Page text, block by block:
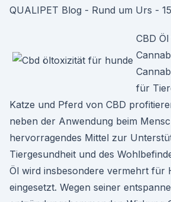
QUALIPET Blog - Rund um Urs -
CBD
für
Katze und Pferd von CBD
neben der Anwendung beim
hervorragendes Mittel zur
Tiergesundheit und des
Öl wird insbesondere vermehrt für
eingesetzt. Wegen seiner